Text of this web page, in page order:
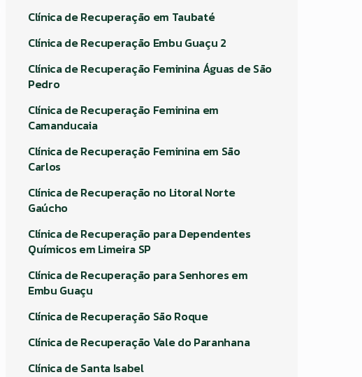
Clínica de Recuperação em Taubaté
Clínica de Recuperação Embu Guaçu 2
Clínica de Recuperação Feminina Águas de São
Pedro
Clínica de Recuperação Feminina em
Camanducaia
Clínica de Recuperação Feminina em São
Carlos
Clínica de Recuperação no Litoral Norte
Gaúcho
Clínica de Recuperação para Dependentes
Químicos em Limeira SP
Clínica de Recuperação para Senhores em
Embu Guaçu
Clínica de Recuperação São Roque
Clínica de Recuperação Vale do Paranhana
Clínica de Santa Isabel